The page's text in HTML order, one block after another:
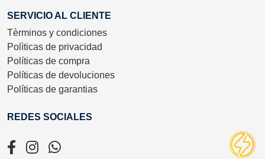
SERVICIO AL CLIENTE
Tèrminos y condiciones
Polìticas de privacidad
Políticas de compra
Políticas de devoluciones
Políticas de garantias
REDES SOCIALES